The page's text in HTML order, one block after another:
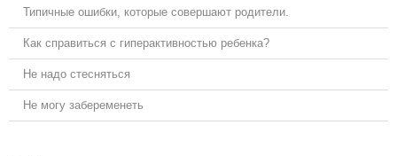
Типичные ошибки, которые совершают родители.
Как справиться с гиперактивностью ребенка?
Не надо стесняться
Не могу забеременеть